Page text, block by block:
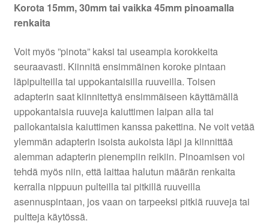
Korota 15mm, 30mm tai vaikka 45mm pinoamalla
renkaita
Voit myös ”pinota” kaksi tai useampia korokkeita
seuraavasti. Kiinnitä ensimmäinen koroke pintaan
läpipulteilla tai uppokantaisilla ruuveilla. Toisen
adapterin saat kiinnitettyä ensimmäiseen käyttämällä
uppokantaisia ruuveja kaiuttimen laipan alla tai
pallokantaisia kaiuttimen kanssa pakettina. Ne voit vetää
ylemmän adapterin isoista aukoista läpi ja kiinnittää
alemman adapterin pienempiin reikiin. Pinoamisen voi
tehdä myös niin, että laittaa halutun määrän renkaita
kerralla nippuun pulteilla tai pitkillä ruuveilla
asennuspintaan, jos vaan on tarpeeksi pitkiä ruuveja tai
pultteja käytössä.